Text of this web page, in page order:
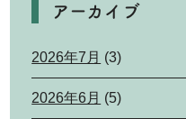
アーカイブ
2026年7月 (3)
2026年6月 (5)